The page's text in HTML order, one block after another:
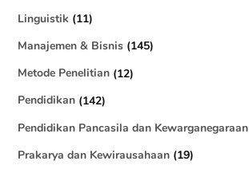
Linguistik (11)
Manajemen & Bisnis (145)
Metode Penelitian (12)
Pendidikan (142)
Pendidikan Pancasila dan Kewarganegaraan
Prakarya dan Kewirausahaan (19)